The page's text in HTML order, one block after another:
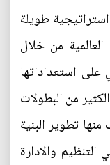
في استراتيجية طويلة
من خلال
على استعداداتها
من البطولات
تطوير البنية
والادارة